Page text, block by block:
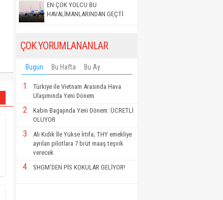
EN ÇOK YOLCU BU
HAVALİMANLARINDAN GEÇTİ
ÇOK YORUMLANANLAR
Bugün Bu Hafta Bu Ay
1
Türkiye ile Vietnam Arasında Hava
Ulaşımında Yeni Dönem
2
Kabin Bagajında Yeni Dönem: ÜCRETLİ
OLUYOR
3
Ali Kıdık İle Yükse İrtifa; THY emekliye
ayrılan pilotlara 7 brüt maaş teşvik
verecek
4 SHGM'DEN PİS KOKULAR GELİYOR!